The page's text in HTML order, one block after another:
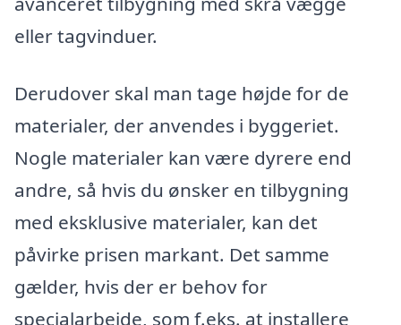
eller tagvinduer.
Derudover skal man tage højde for de
materialer, der anvendes i byggeriet.
Nogle materialer kan være dyrere end
andre, så hvis du ønsker en tilbygning
med eksklusive materialer, kan det
påvirke prisen markant. Det samme
gælder, hvis der er behov for
specialarbejde, som f.eks. at installere